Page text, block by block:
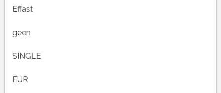
Effast
geen
SINGLE
EUR